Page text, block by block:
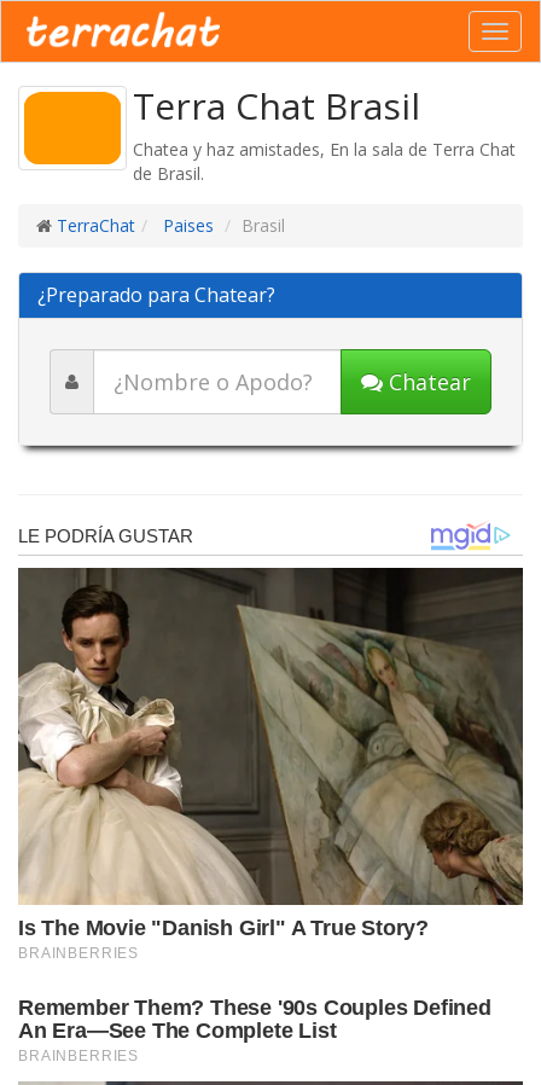
Terra Chat Brasil
Chatea y haz amistades, En la sala de Terra Chat
de Brasil.
TerraChat Paises Brasil
¿Preparado para Chatear?
Chatear